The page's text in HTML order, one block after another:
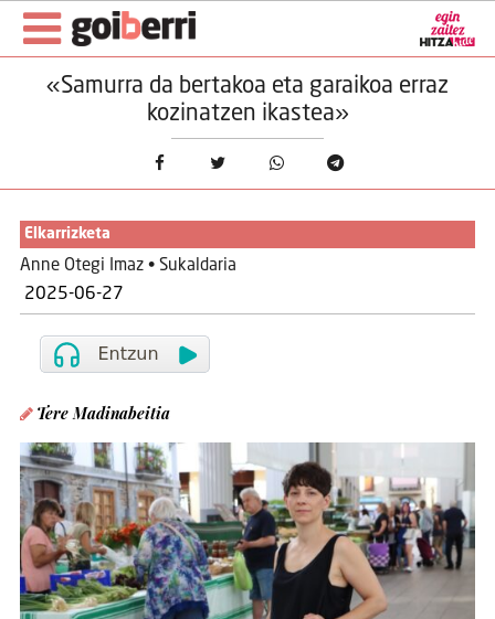
«Samurra da bertakoa eta garaikoa erraz
kozinatzen ikastea»
Elkarrizketa
Anne Otegi Imaz • Sukaldaria
2025-06-27
Tere Madinabeitia